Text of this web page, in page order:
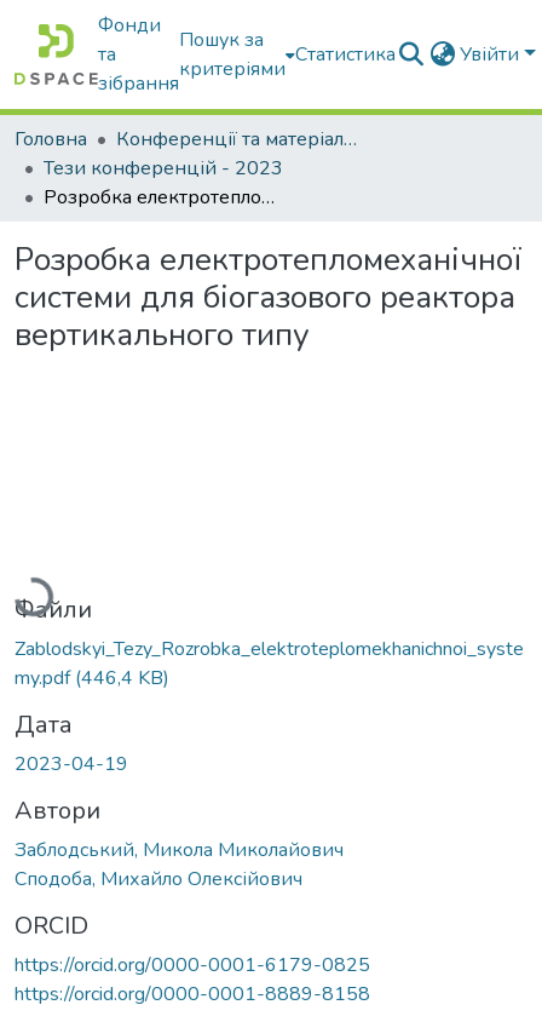
Фонди
та
зібрання
Пошук за
критеріями
Статистика Увійти
Головна
Конференції та матеріали конференцій
Тези конференцій - 2023
Розробка електротепломеханічної системи для біогазового реактора вертикального типу
Розробка електротепломеханічної
системи для біогазового реактора
вертикального типу
Вантажиться...
Файли
Zablodskyi_Tezy_Rozrobka_elektroteplomekhanichnoi_syste
my.pdf(446,4 KB)
Дата
2023-04-19
Автори
Заблодський, Микола Миколайович
Сподоба, Михайло Олексійович
ORCID
https://orcid.org/0000-0001-6179-0825
https://orcid.org/0000-0001-8889-8158